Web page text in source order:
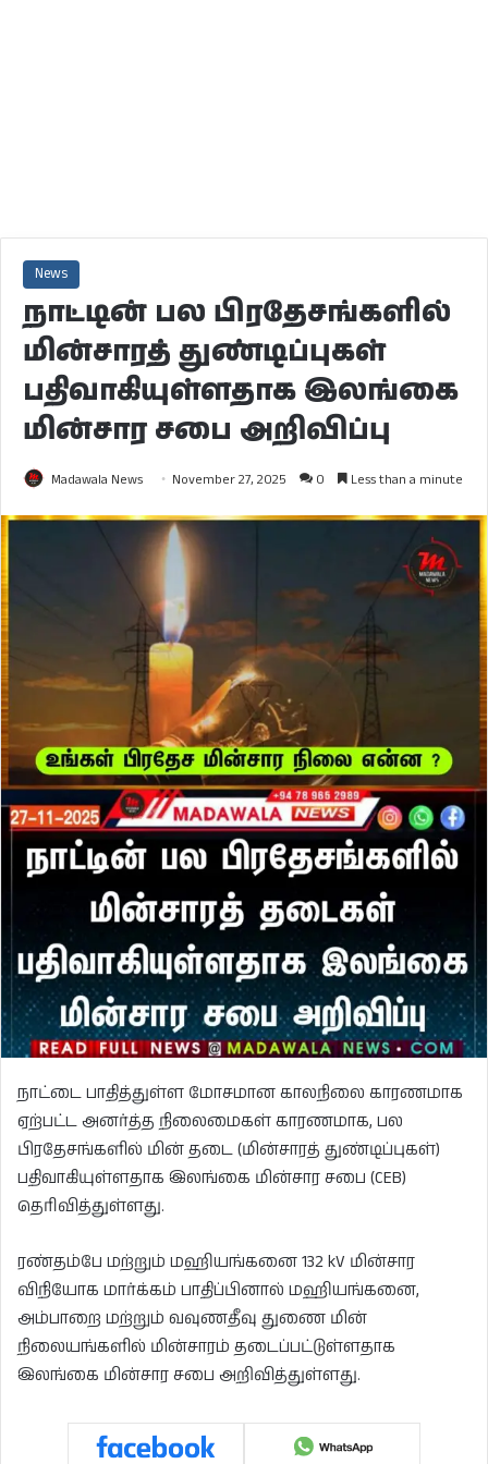
News
நாட்டின் பல பிரதேசங்களில்
மின்சாரத் துண்டிப்புகள்
பதிவாகியுள்ளதாக இலங்கை
மின்சார சபை அறிவிப்பு
Madawala News November 27, 2025 0 Less than a minute
நாட்டை பாதித்துள்ள மோசமான காலநிலை காரணமாக
ஏற்பட்ட அனர்த்த நிலைமைகள் காரணமாக, பல
பிரதேசங்களில் மின் தடை (மின்சாரத் துண்டிப்புகள்)
பதிவாகியுள்ளதாக இலங்கை மின்சார சபை (CEB)
தெரிவித்துள்ளது.
ரண்தம்பே மற்றும் மஹியங்கனை 132 kV மின்சார
விநியோக மார்க்கம் பாதிப்பினால் மஹியங்கனை,
அம்பாறை மற்றும் வவுணதீவு துணை மின்
நிலையங்களில் மின்சாரம் தடைப்பட்டுள்ளதாக
இலங்கை மின்சார சபை அறிவித்துள்ளது.